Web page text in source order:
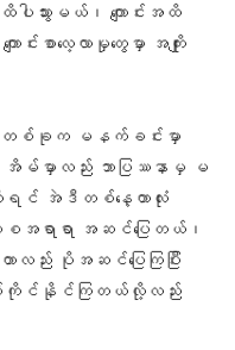
သွားမယ်၊ ကျောင်းအထိ
စာလေ့လာမှုတွေမှာ အကျိုး
တာတစ်ခုက မနက်ခင်းမှာ
မှာလည်း ဘာပြဿနာမှ မ
ဆိုရင် အဲဒီတစ်နေ့တာလုံး
ရာရာ အဆင်ပြေတယ်၊
ည်း ပိုအဆင်ပြေကြပြီး
ကိုင်နိုင်ကြတယ်လို့လည်း